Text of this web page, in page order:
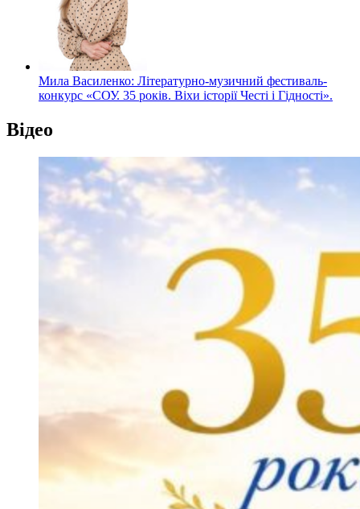
Мила Василенко: Літературно-музичний фестиваль-
конкурс «СОУ. 35 років. Віхи історії Честі і Гідності».
Відео